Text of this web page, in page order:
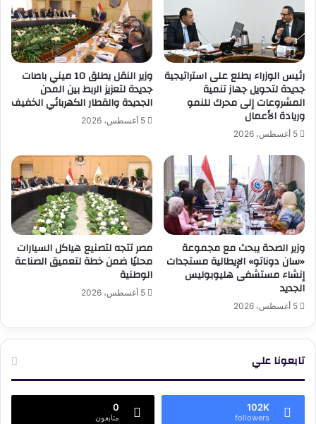
رئيس الوزراء يطلع على استراتيجية
جديدة لتحويل جهاز تنمية
المشروعات إلى محرك للنمو
وريادة الأعمال
5 أغسطس، 2026
وزير النقل يطلق 10 ميني باصات
جديدة لتعزيز الربط بين المدن
الجديدة والقطار الكهربائي الخفيف
5 أغسطس، 2026
وزير الصحة يبحث مع مجموعة
«سان دوناتو» الإيطالية مستجدات
إنشاء مستشفى هليوبوليس
الجديد
5 أغسطس، 2026
مصر تتجه لتصنيع هياكل السيارات
محليًا ضمن خطة لتعميق الصناعة
الوطنية
5 أغسطس، 2026
تابعونا علي
102K
followers
0
متابعون